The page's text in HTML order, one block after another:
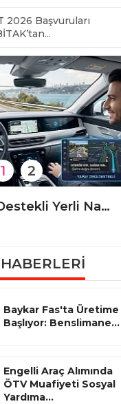
2026 Başvuruları
Yapay Zeka Destekli Yerli Navigasyon Geliyor: TOGG ve Başarsoft'tan Büyük İş Birliği!
1 2
Baykar Fas'ta Üretime
Başlıyor: Benslimane...
Engelli Araç Alımında
ÖTV Muafiyeti Sosyal
Yardıma...